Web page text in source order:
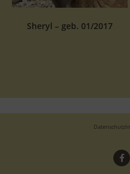
Sheryl – geb. 01/2017
Datenschutz